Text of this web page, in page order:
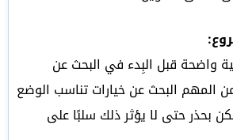
واضحة قبل البِدء في البحث عن
المهم البحث عن خيارات تناسب الوضع
بحذر حتى لا يؤثر ذلك سلبًا على